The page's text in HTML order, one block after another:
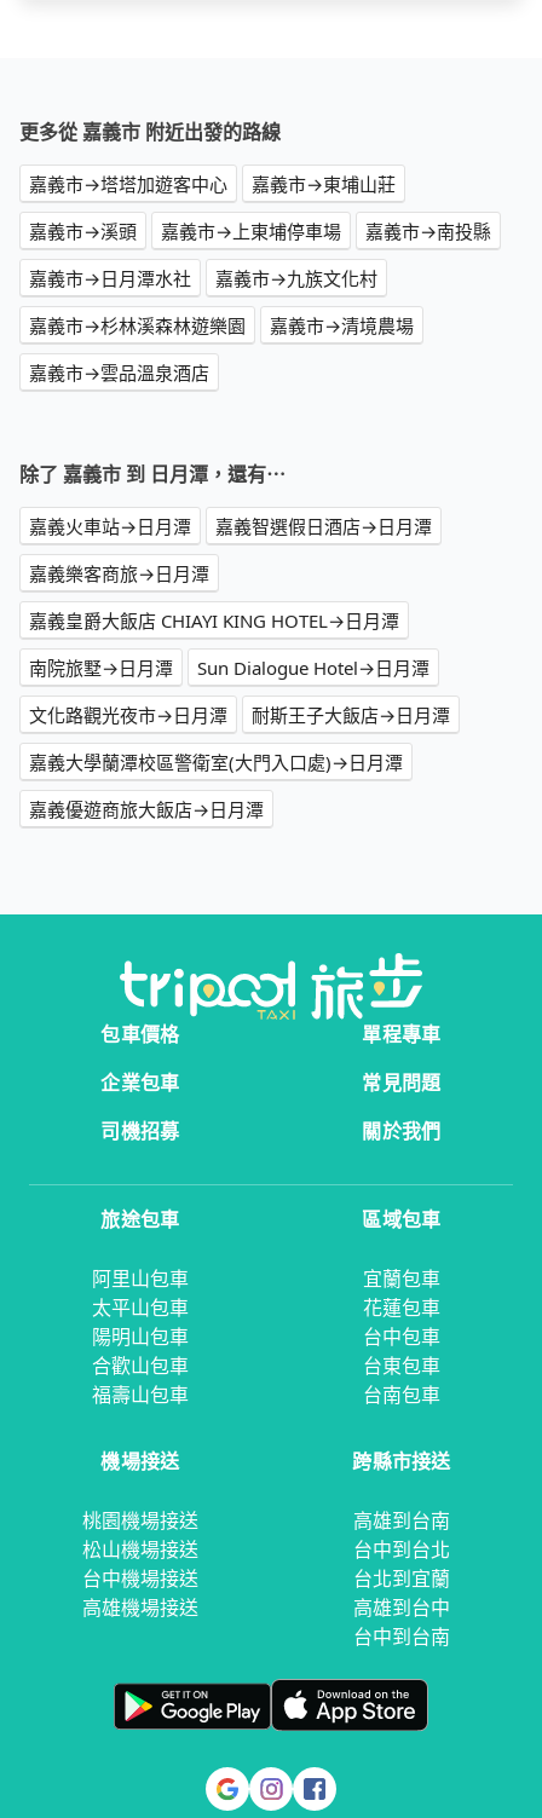
更多從 嘉義市 附近出發的路線
嘉義市→塔塔加遊客中心
嘉義市→東埔山莊
嘉義市→溪頭
嘉義市→上東埔停車場
嘉義市→南投縣
嘉義市→日月潭水社
嘉義市→九族文化村
嘉義市→杉林溪森林遊樂園
嘉義市→清境農場
嘉義市→雲品溫泉酒店
除了 嘉義市 到 日月潭，還有⋯
嘉義火車站→日月潭
嘉義智選假日酒店→日月潭
嘉義樂客商旅→日月潭
嘉義皇爵大飯店 CHIAYI KING HOTEL→日月潭
南院旅墅→日月潭
Sun Dialogue Hotel→日月潭
文化路觀光夜市→日月潭
耐斯王子大飯店→日月潭
嘉義大學蘭潭校區警衛室(大門入口處)→日月潭
嘉義優遊商旅大飯店→日月潭
包車價格
單程專車
企業包車
常見問題
司機招募
關於我們
旅途包車
阿里山包車
太平山包車
陽明山包車
合歡山包車
福壽山包車
區域包車
宜蘭包車
花蓮包車
台中包車
台東包車
台南包車
機場接送
桃園機場接送
松山機場接送
台中機場接送
高雄機場接送
跨縣市接送
高雄到台南
台中到台北
台北到宜蘭
高雄到台中
台中到台南